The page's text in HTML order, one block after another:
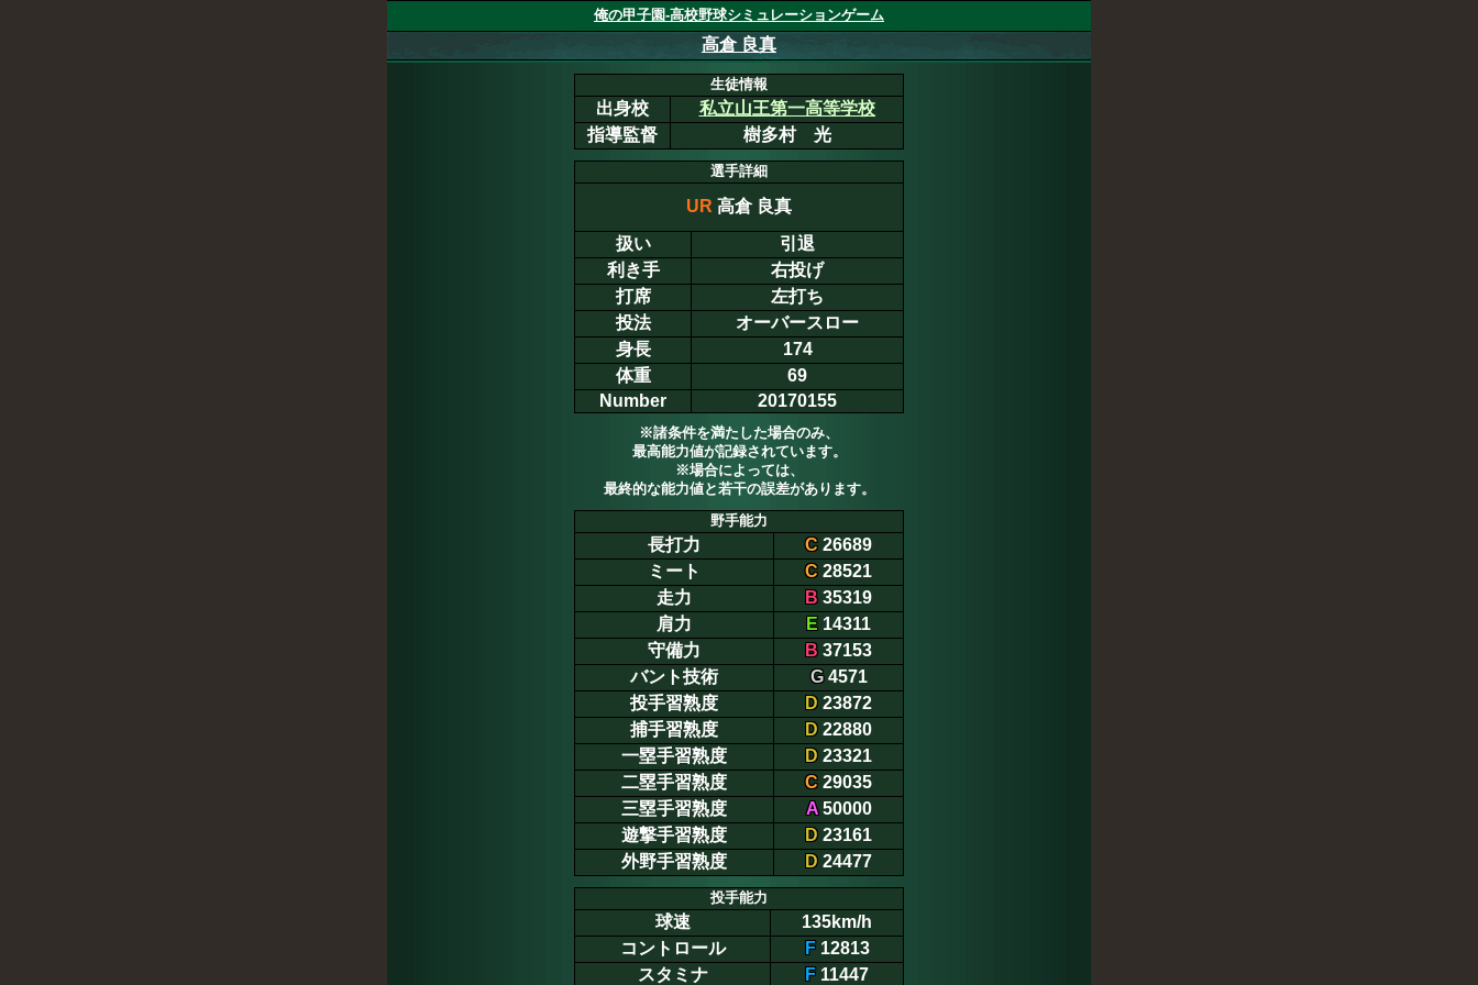
俺の甲子園-高校野球シミュレーションゲーム
高倉 良真
生徒情報
出身校
私立山王第一高等学校
指導監督
樹多村 光
選手詳細
UR 高倉 良真
扱い
引退
利き手
右投げ
打席
左打ち
投法
オーバースロー
身長
174
体重
69
Number
20170155
※諸条件を満たした場合のみ、
最高能力値が記録されています。
※場合によっては、
最終的な能力値と若干の誤差があります。
野手能力
長打力 C 26689
ミート
C 28521
走力
B 35319
肩力
E 14311
守備力
B 37153
バント技術
G4571
投手習熟度
D 23872
捕手習熟度
D 22880
一塁手習熟度
D 23321
二塁手習熟度
C 29035
三塁手習熟度
A50000
遊撃手習熟度
D 23161
外野手習熟度
D 24477
投手能力
球速
135km/h
コントロール
F12813
スタミナ
F 11447